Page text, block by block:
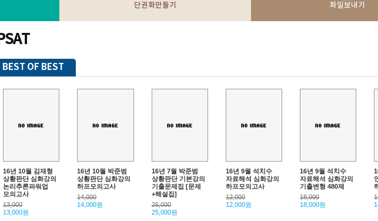
단권화만들기 파일보내기
BEST OF BEST
16년 10월 김재형
상황판단 심화강의
논리추론파워업
모의고사
13,000
13,000원
16년 10월 박준범
상황판단 심화강의
하프모의고사
14,000
14,000원
16년 7월 박준범
상황판단 기본강의
기출문제집 [문제
+해설집]
25,000
25,000원
16년 9월 석치수
자료해석 심화강의
하프모의고사
12,000
12,000원
16년 9월 석치수
자료해석 심화강의
기출변형 480제
18,000
18,000원